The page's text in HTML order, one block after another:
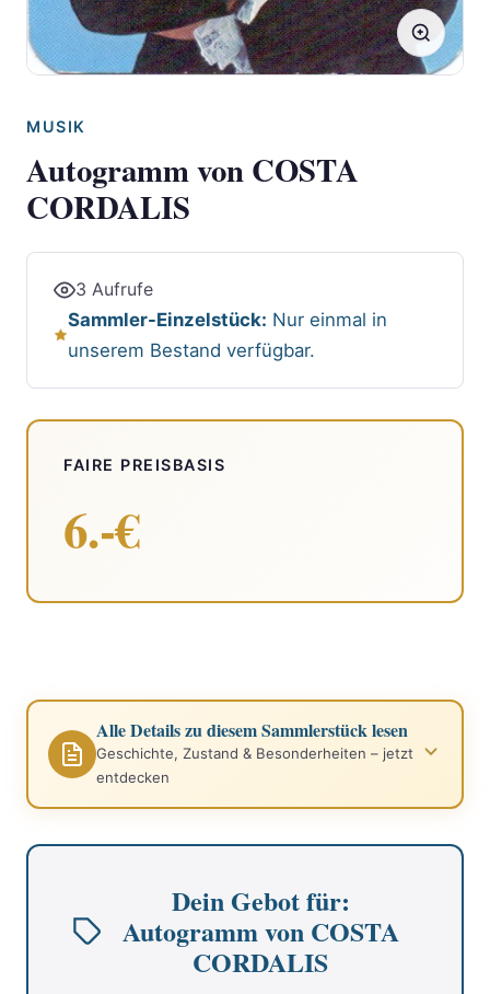
MUSIK
Autogramm von COSTA
CORDALIS
3 Aufrufe
Sammler-Einzelstück: Nur einmal in
unserem Bestand verfügbar.
FAIRE PREISBASIS
6.-€
Alle Details zu diesem Sammlerstück lesen
Geschichte, Zustand & Besonderheiten – jetzt
entdecken
Dein Gebot für:
Autogramm von COSTA
CORDALIS